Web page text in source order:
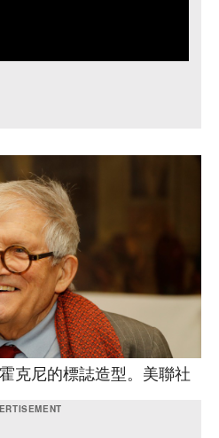
克尼的標誌造型。美聯社